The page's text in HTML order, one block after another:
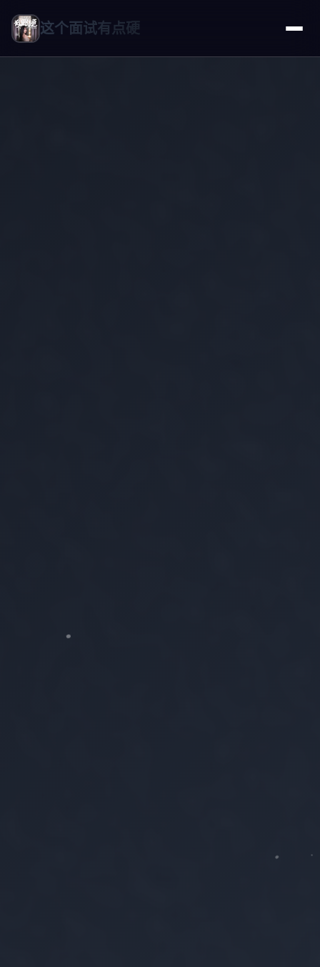
这个面试有点硬